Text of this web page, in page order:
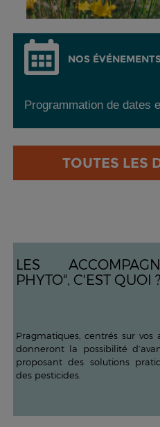
NOS
Programmation de dates
TOUTES LES
LES
PHYTO", C'EST QUOI ?
Pragmatiques, centrés sur vos
donneront la possibilité
proposant des solutions
des pesticides.